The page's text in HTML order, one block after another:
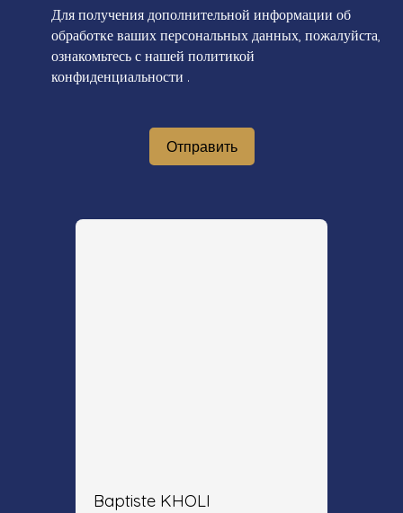
Для получения дополнительной информации об
обработке ваших персональных данных, пожалуйста,
ознакомьтесь с нашей политикой
конфиденциальности .
Отправить
Baptiste KHOLI